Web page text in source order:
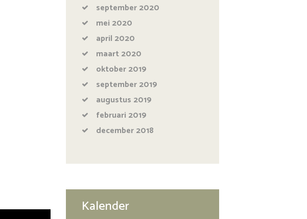
september2020
mei 2020
april 2020
maart2020
oktober2019
september2019
augustus 2019
februari 2019
december2018
Kalender